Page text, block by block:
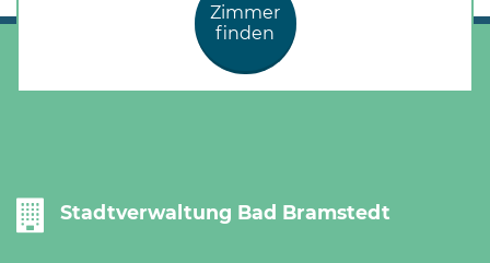
Zimmer
finden
Stadtverwaltung Bad Bramstedt